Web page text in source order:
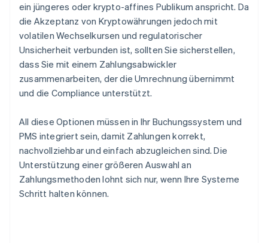
ein jüngeres oder krypto-affines Publikum anspricht. Da
die Akzeptanz von Kryptowährungen jedoch mit
volatilen Wechselkursen und regulatorischer
Unsicherheit verbunden ist, sollten Sie sicherstellen,
dass Sie mit einem Zahlungsabwickler
zusammenarbeiten, der die Umrechnung übernimmt
und die Compliance unterstützt.
All diese Optionen müssen in Ihr Buchungssystem und
PMS integriert sein, damit Zahlungen korrekt,
nachvollziehbar und einfach abzugleichen sind. Die
Unterstützung einer größeren Auswahl an
Zahlungsmethoden lohnt sich nur, wenn Ihre Systeme
Schritt halten können.